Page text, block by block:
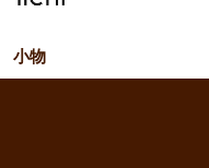
小物